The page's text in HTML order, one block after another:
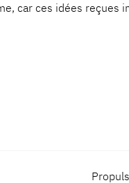
car ces idées reçues